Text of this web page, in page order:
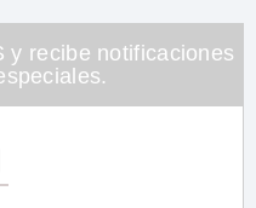
y recibe notificaciones